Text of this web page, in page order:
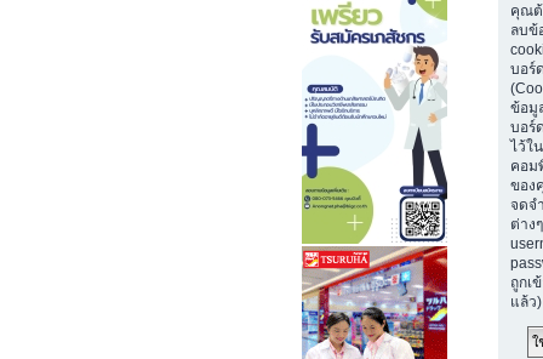
คุณต้
ลบข้
บอร์
ข้อมู
บอร์
ไว้ใน
คอม
ของ
จดจ
ต่าง
ถูกเ
แล้ว)